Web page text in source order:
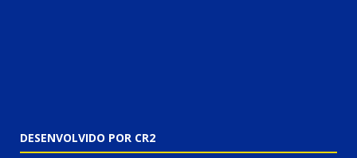
DESENVOLVIDO POR CR2